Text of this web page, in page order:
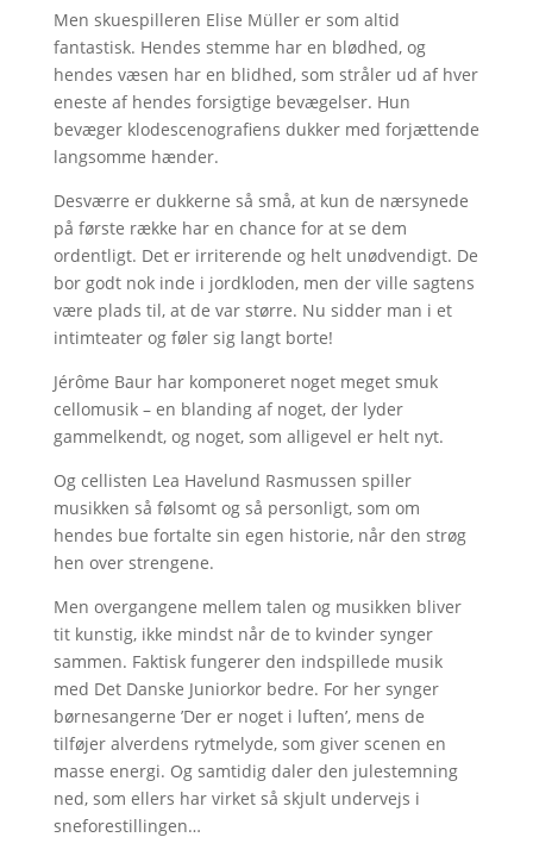
Men skuespilleren Elise Müller er som altid
fantastisk. Hendes stemme har en blødhed, og
hendes væsen har en blidhed, som stråler ud af hver
eneste af hendes forsigtige bevægelser. Hun
bevæger klodescenografiens dukker med forjættende
langsomme hænder.
Desværre er dukkerne så små, at kun de nærsynede
på første række har en chance for at se dem
ordentligt. Det er irriterende og helt unødvendigt. De
bor godt nok inde i jordkloden, men der ville sagtens
være plads til, at de var større. Nu sidder man i et
intimteater og føler sig langt borte!
Jérôme Baur har komponeret noget meget smuk
cellomusik – en blanding af noget, der lyder
gammelkendt, og noget, som alligevel er helt nyt.
Og cellisten Lea Havelund Rasmussen spiller
musikken så følsomt og så personligt, som om
hendes bue fortalte sin egen historie, når den strøg
hen over strengene.
Men overgangene mellem talen og musikken bliver
tit kunstig, ikke mindst når de to kvinder synger
sammen. Faktisk fungerer den indspillede musik
med Det Danske Juniorkor bedre. For her synger
børnesangerne ’Der er noget i luften’, mens de
tilføjer alverdens rytmelyde, som giver scenen en
masse energi. Og samtidig daler den julestemning
ned, som ellers har virket så skjult undervejs i
sneforestillingen…